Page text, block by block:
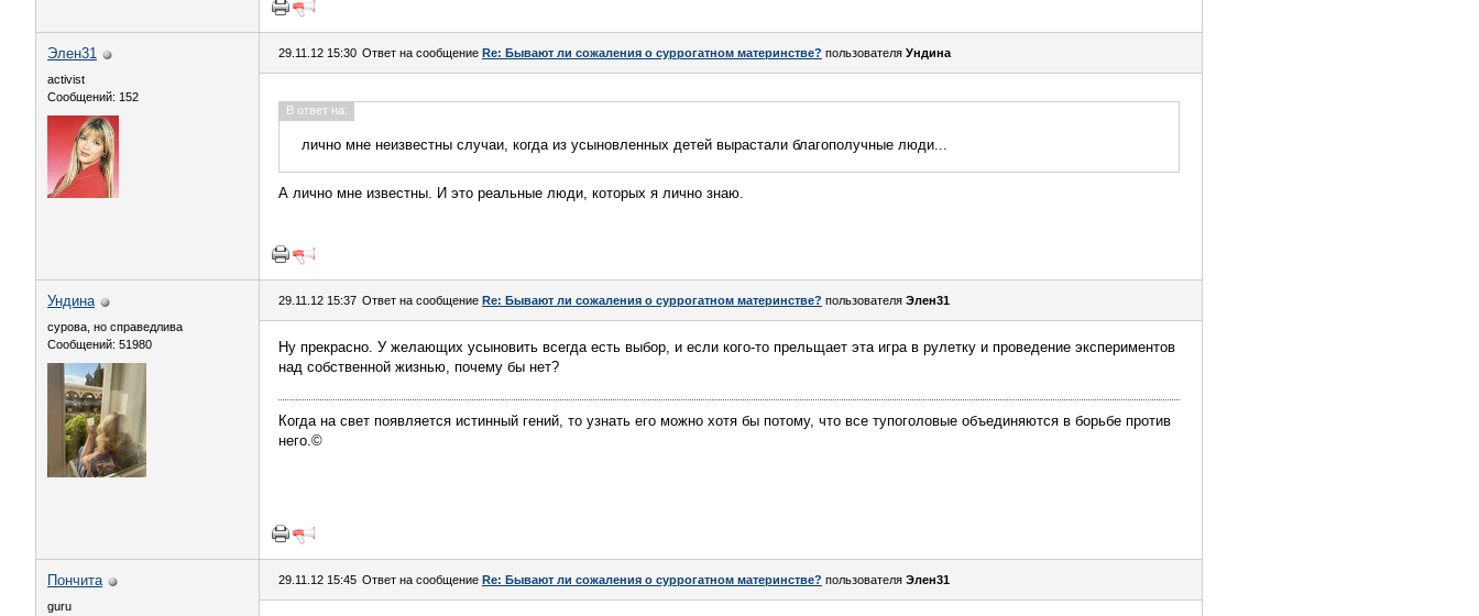
Элен31
activist
Сообщений: 152
29.11.12 15:30 Ответ на сообщение Re: Бывают ли сожаления о суррогатном материнстве? пользователя Ундинa
В ответ на:
лично мне неизвестны случаи, когда из усыновленных детей вырастали благополучные люди...
А лично мне известны. И это реальные люди, которых я лично знаю.
Ундинa
сурова, но справедлива
Сообщений: 51980
29.11.12 15:37 Ответ на сообщение Re: Бывают ли сожаления о суррогатном материнстве? пользователя Элен31
Ну прекрасно. У желающих усыновить всегда есть выбор, и если кого-то прельщает эта игра в рулетку и проведение экспериментов
над собственной жизнью, почему бы нет?
Когда на свет появляется истинный гений, то узнать его можно хотя бы потому, что все тупоголовые объединяются в борьбе против
него.©
Пончита
guru
29.11.12 15:45 Ответ на сообщение Re: Бывают ли сожаления о суррогатном материнстве? пользователя Элен31